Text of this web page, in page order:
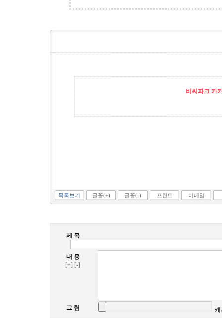
비씨파크 카
목록보기 글꼴(+) 글꼴(-) 프린트 이메일
제 목
내 용
[+] [-]
그 림 캐